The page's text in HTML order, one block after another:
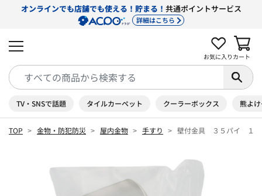
オンラインでも店舗でも使える！貯まる！ 共通ポイントサービス
詳細はこちら
お気に入り カート
TV・SNSで話題 タイルカーペット クーラーボックス 熊よ
TOP 金物・防犯防災 屋内金物 手すり 壁付金具 ３５パイ １